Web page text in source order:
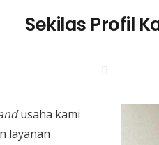
Sekilas Profil
usaha kami
layanan